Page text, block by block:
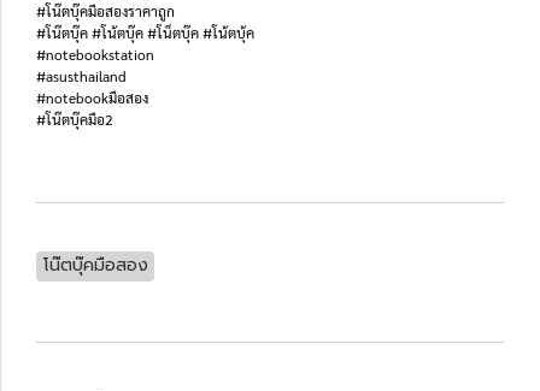
#โน๊ตบุ๊คมือสองราคาถูก
#โน๊ตบุ๊ค #โน้ตบุ๊ค #โน็ตบุ๊ค #โน้ตบุ้ค
#notebookstation
#asusthailand
#notebookมือสอง
#โน๊ตบุ๊คมือ2
โน๊ตบุ๊คมือสอง